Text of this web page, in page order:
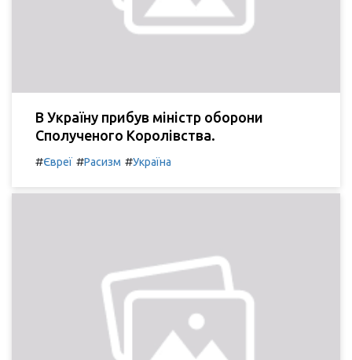
В Україну прибув міністр оборони
Сполученого Королівства.
#Євреї #Расизм #Україна